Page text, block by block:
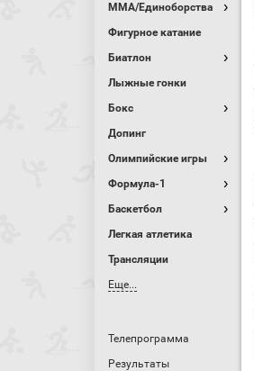
MMA/Единоборства
Фигурное катание
Биатлон
Лыжные гонки
Бокс
Допинг
Олимпийские игры
Формула-1
Баскетбол
Легкая атлетика
Трансляции
Еще...
Телепрограмма
Результаты